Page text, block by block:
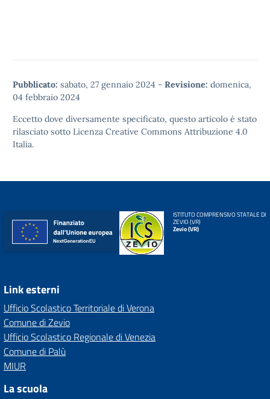
Pubblicato: sabato, 27 gennaio 2024 - Revisione: domenica,
04 febbraio 2024
Eccetto dove diversamente specificato, questo articolo è stato
rilasciato sotto Licenza Creative Commons Attribuzione 4.0
Italia.
ISTITUTO COMPRENSIVO STATALE DI
ZEVIO (VR)
Zevio (VR)
Link esterni
Ufficio Scolastico Territoriale di Verona
Comune di Zevio
Ufficio Scolastico Regionale di Venezia
Comune di Palù
MIUR
La scuola